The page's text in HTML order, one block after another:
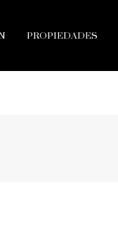
PROPIEDADES